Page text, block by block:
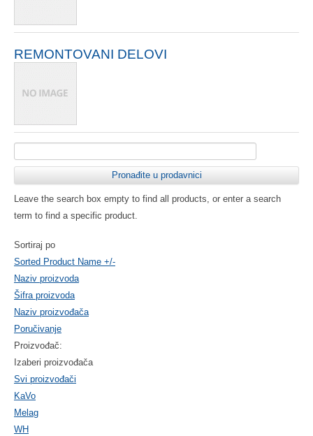
REMONTOVANI DELOVI
Leave the search box empty to find all products, or enter a search
term to find a specific product.
Sortiraj po
Sorted Product Name +/-
Naziv proizvoda
Šifra proizvoda
Naziv proizvođača
Poručivanje
Proizvođač:
Izaberi proizvođača
Svi proizvođači
KaVo
Melag
WH